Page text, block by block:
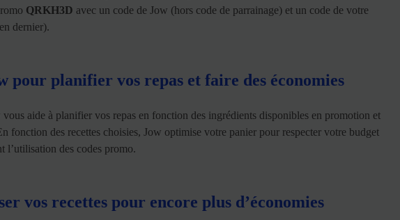
QRKH3D avec un code de Jow (hors code de parrainage) et un code de votre
dernier).
pour planifier vos repas et faire des économies
vous aide à planifier vos repas en fonction des ingrédients disponibles en promotion et
fonction des recettes choisies, Jow optimise votre panier pour respecter votre budget
l’utilisation des codes promo.
vos recettes pour encore plus d’économies